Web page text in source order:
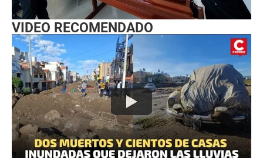
VIDEO RECOMENDADO